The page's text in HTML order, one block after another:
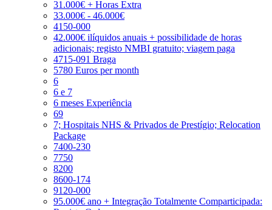
31.000€ + Horas Extra
33.000€ - 46.000€
4150-000
42.000€ ilíquidos anuais + possibilidade de horas
adicionais; registo NMBI gratuito; viagem paga
4715-091 Braga
5780 Euros per month
6
6 e 7
6 meses Experiência
69
7; Hospitais NHS & Privados de Prestígio; Relocation
Package
7400-230
7750
8200
8600-174
9120-000
95.000€ ano + Integração Totalmente Comparticipada: